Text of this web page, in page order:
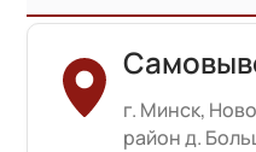
г. Минск,
район д.